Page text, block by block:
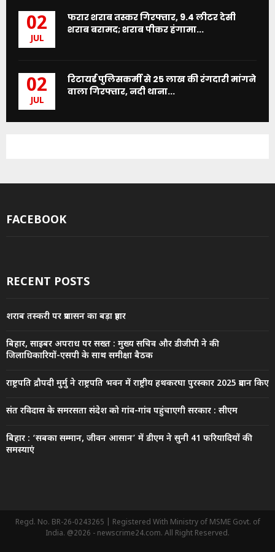
02
JUL
फरार शराब तस्कर गिरफ्तार, 9.4 लीटर देसी
शराब बरामद; शराब पीकर हंगामा...
02
JUL
रिटायर्ड पुलिसकर्मी से 25 लाख की रंगदारी मांगने
वाला गिरफ्तार, नदी थाना...
FACEBOOK
RECENT POSTS
शराब तस्करी पर प्रशासन का बड़ा प्रहार
बिहार, साइबर अपराध पर सख्त : मुख्य सचिव और डीजीपी ने की
जिलाधिकारियों-एसपी के साथ समीक्षा बैठक
राष्ट्रपति द्रौपदी मुर्मु ने राष्ट्रपति भवन में राष्ट्रीय हथकरघा पुरस्कार 2025 प्रदान किए
संत रविदास के समरसता संदेश को गांव-गांव पहुंचाएगी सरकार : सीएम
बिहार : ‘सबका सम्मान, जीवन आसान’ में डीएम ने सुनी 41 फरियादियों की
समस्याएं
Regd. No. BR-26-0243265 | Registered With Ministry of MSME Govt. of
India. @2026 - newscrime24.com. All Right Reserved.